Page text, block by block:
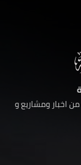
اخبار ومشاريع و